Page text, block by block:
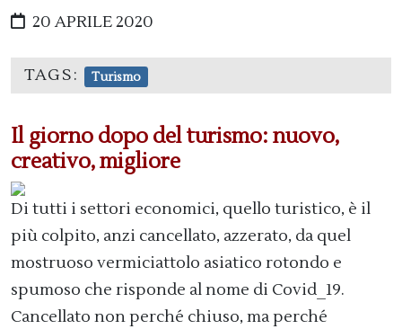
20 APRILE 2020
TAGS: Turismo
Il giorno dopo del turismo: nuovo,
creativo, migliore
Di tutti i settori economici, quello turistico, è il
più colpito, anzi cancellato, azzerato, da quel
mostruoso vermiciattolo asiatico rotondo e
spumoso che risponde al nome di Covid_19.
Cancellato non perché chiuso, ma perché